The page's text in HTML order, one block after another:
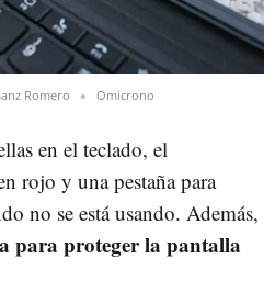
Romero Omicrono
en el teclado, el
rojo y una pestaña para
no se está usando. Además,
para proteger la pantalla